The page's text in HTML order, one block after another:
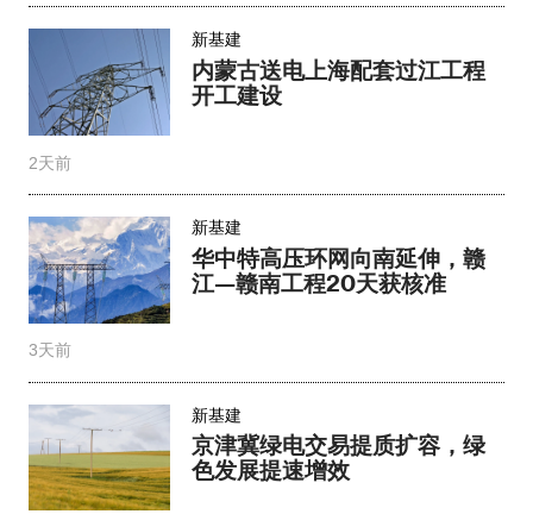
新基建
内蒙古送电上海配套过江工程
开工建设
2天前
新基建
华中特高压环网向南延伸，赣
江—赣南工程20天获核准
3天前
新基建
京津冀绿电交易提质扩容，绿
色发展提速增效​